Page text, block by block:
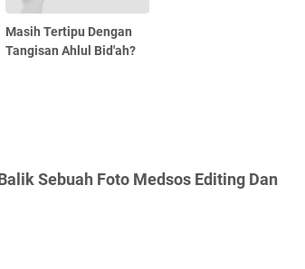
Masih Tertipu Dengan
Tangisan Ahlul Bid'ah?
Sebuah Foto Medsos Editing Dan